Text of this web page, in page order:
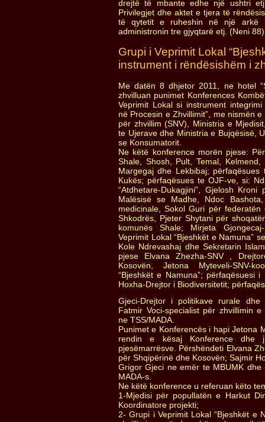
drejtë të mbante edhe një ushtri
Privilegjet dhe aktet e tjera të
të qytetit e ruheshin në një arkë
administronin tre gjyqtarë etj. (Neni 88)
Grupi i Veprimit Lokal
instrument i rëndësishëm i
Me datën 8 dhjetor 2011, ne hotel
zhvilluan punimet Konferences
Veprimit Lokal si instrument
në Procesin e Zhvillimit”, me nismën
për zhvillim (SNV), Ministria e
te Ujerave dhe Ministria e Bujqësisë,
se Konsumatorit.
Ne këtë konference morën pjese:
Shale, Shosh, Pult, Temal,
Margegaj dhe Lekbibaj;
Kukës; përfaqësues te OJF-ve, si:
“Atdhetare-Dukagjini”, Gjelosh
Malësisë se Madhe, Ndoc
medicinale, Sokol Guri për
Shkodrës, Pjeter Shytani për
komunës Shale; Mirjeta
Veprimit Lokal “Bjeshkët e Namuna”
Kole Ndrevashaj dhe Sekretarin
pjese Elvana Zhezha-SNV ,
Kosovën, Jetona Myteveli-SNV-
“Bjeshkët e Namuna”; përfaqësuesi i
Hoxha-Drejtor i Biodiversitetit;
Gjeci-Drejtor i politikave rurale dhe
Fatmir Voci-specialist për zhvillimin
ne TSS/MADA.
Punimet e Konferencës i hapi Jetona
rendin e kësaj Konference dhe
pjesëmarrësve. Përshëndeti Elvana
për Shqipërinë dhe Kosovën; Sajmir
Grigor Gjeci ne emër te MBUMK
MADA-s.
Ne këtë konference u referuan këto
1-Mjedisi për popullatën e Harkut
Koordinatore projekti;
2- Grupi i Veprimit Lokal “Bjeshkët e